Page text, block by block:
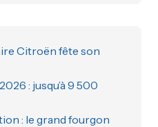
Citroën fête son
: jusqu’à 9 500
: le grand fourgon